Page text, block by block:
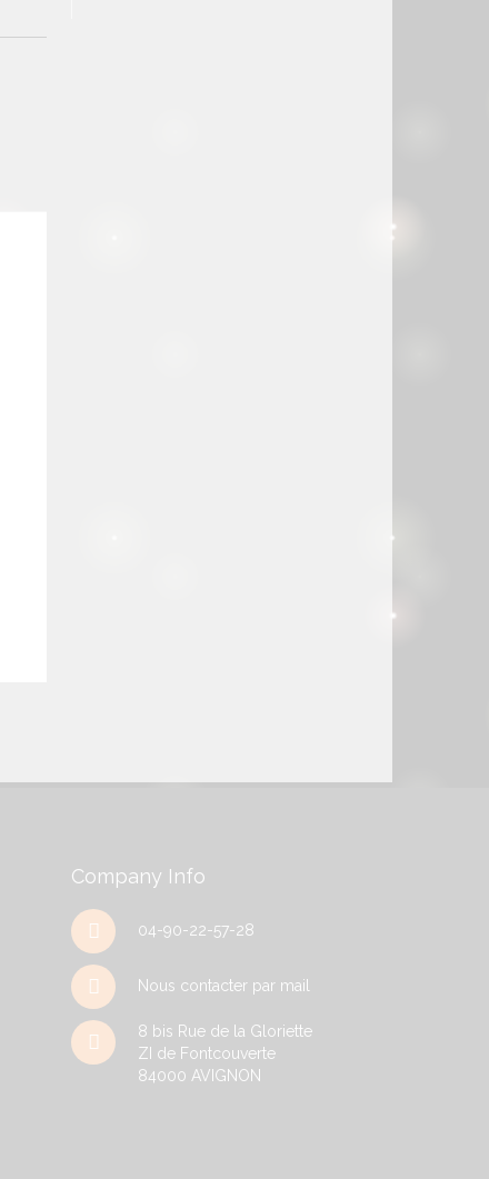
Company Info
04-90-22-57-28
Nous contacter par mail
8 bis Rue de la Gloriette
ZI de Fontcouverte
84000 AVIGNON